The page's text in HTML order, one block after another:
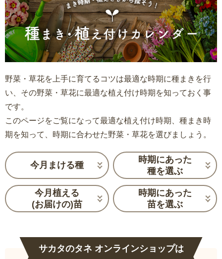
野菜・草花を上手に育てるコツは最適な時期に種まきを行
い、その野菜・草花に最適な植え付け時期を知っておく事
です。
このページをご覧になって最適な植え付け時期、種まき時
期を知って、時期に合わせた野菜・草花を選びましょう。
今月まける種
時期にあった
種を選ぶ
今月植える
(お届けの)苗
時期にあった
苗を選ぶ
サカタのタネ オンラインショップは